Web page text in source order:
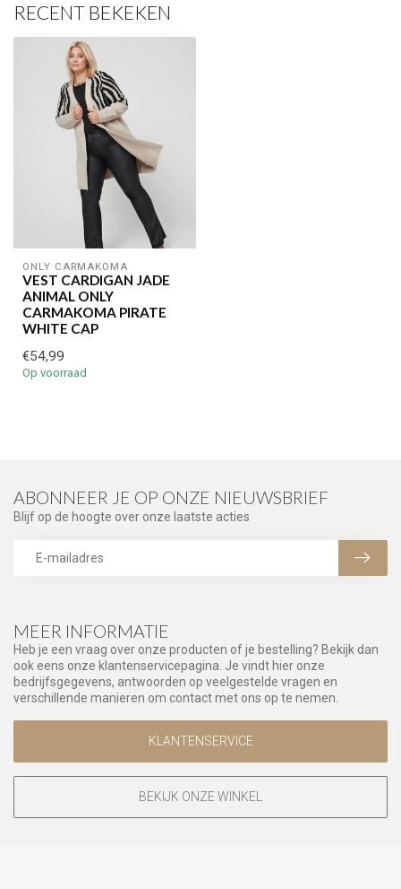
RECENT BEKEKEN
ONLY CARMAKOMA
VEST CARDIGAN JADE
ANIMAL ONLY
CARMAKOMA PIRATE
WHITE CAP
€54,99
Op voorraad
MEER INFORMATIE
Heb je een vraag over onze producten of je bestelling? Bekijk dan
ook eens onze klantenservicepagina. Je vindt hier onze
bedrijfsgegevens, antwoorden op veelgestelde vragen en
verschillende manieren om contact met ons op te nemen.
KLANTENSERVICE
BEKIJK ONZE WINKEL
ABONNEER JE OP ONZE NIEUWSBRIEF
Blijf op de hoogte over onze laatste acties